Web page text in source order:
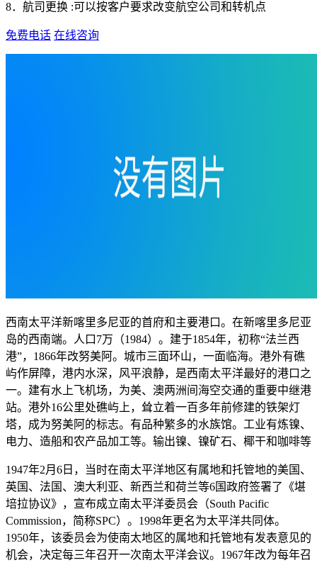
8．航司更换 :可以按客户要求改变航空公司和转机点
免费电话 在线咨询
西南太平洋新喀里多尼亚的首府和主要港口。在新喀里多尼亚
岛的西南端。人口7万（1984）。建于1854年，初称“法兰西
港”，1866年改努美阿。城市三面环山，一面临海。港外有礁
屿作屏障，港内水深，风平浪静，是西南太平洋最好的港口之
一。建有水上飞机场，为美、澳两洲间海空交通的重要中继港
站。港外16公里处礁屿上，耸立着一百多年前修建的铁架灯
塔，成为努美阿的标志。有品种繁多的水族馆。工业有炼镍、
电力、造船和农产品加工等。输出镍、镍矿石、椰干和咖啡等
1947年2月6日，当时在南太平洋地区有属地和托管地的美国、
英国、法国、澳大利亚、新西兰和荷兰等6国政府签署了《堪
培拉协议》，宣布成立南太平洋委员会（South Pacific
Commission，简称SPC）。1998年更名为太平洋共同体。
1950年，该委员会为使南太地区的属地和托管地有发表意见的
机会，决定每三年召开一次南太平洋会议。1967年改为每年召